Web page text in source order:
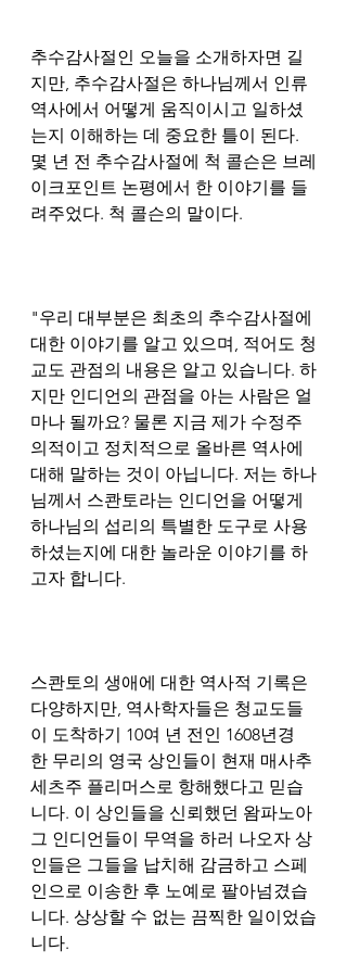
추수감사절인 오늘을 소개하자면 길
지만, 추수감사절은 하나님께서 인류
역사에서 어떻게 움직이시고 일하셨
는지 이해하는 데 중요한 틀이 된다.
몇 년 전 추수감사절에 척 콜슨은 브레
이크포인트 논평에서 한 이야기를 들
려주었다. 척 콜슨의 말이다.
"우리 대부분은 최초의 추수감사절에
대한 이야기를 알고 있으며, 적어도 청
교도 관점의 내용은 알고 있습니다. 하
지만 인디언의 관점을 아는 사람은 얼
마나 될까요? 물론 지금 제가 수정주
의적이고 정치적으로 올바른 역사에
대해 말하는 것이 아닙니다. 저는 하나
님께서 스콴토라는 인디언을 어떻게
하나님의 섭리의 특별한 도구로 사용
하셨는지에 대한 놀라운 이야기를 하
고자 합니다.
스콴토의 생애에 대한 역사적 기록은
다양하지만, 역사학자들은 청교도들
이 도착하기 10여 년 전인 1608년경
한 무리의 영국 상인들이 현재 매사추
세츠주 플리머스로 항해했다고 믿습
니다. 이 상인들을 신뢰했던 왐파노아
그 인디언들이 무역을 하러 나오자 상
인들은 그들을 납치해 감금하고 스페
인으로 이송한 후 노예로 팔아넘겼습
니다. 상상할 수 없는 끔찍한 일이었습
니다.